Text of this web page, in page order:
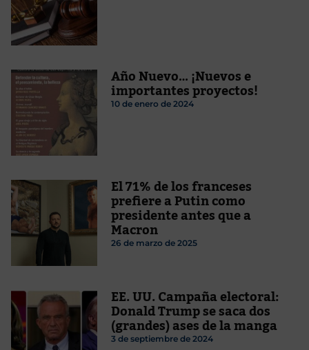
Año Nuevo… ¡Nuevos e
importantes proyectos!
10 de enero de 2024
El 71% de los franceses
prefiere a Putin como
presidente antes que a
Macron
26 de marzo de 2025
EE. UU. Campaña electoral:
Donald Trump se saca dos
(grandes) ases de la manga
3 de septiembre de 2024